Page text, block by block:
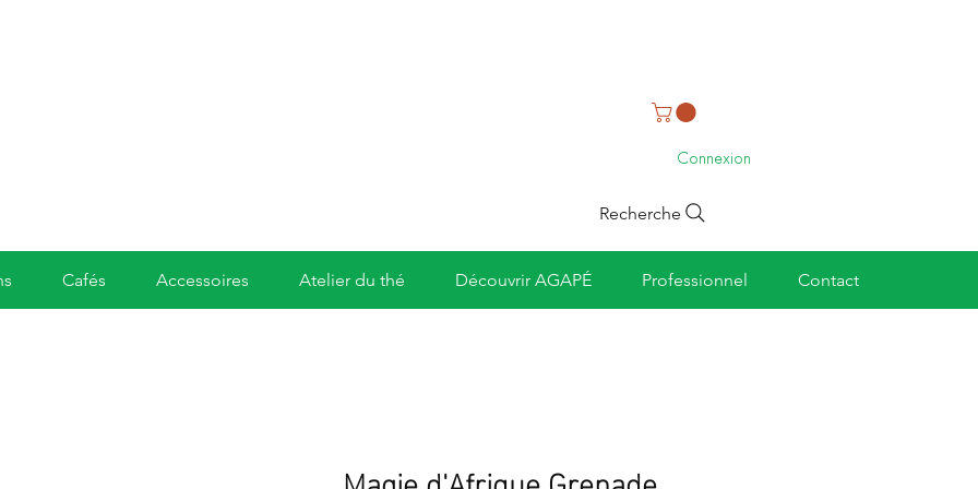
Connexion
Recherche
Cafés Accessoires Atelier du thé Découvrir AGAPÉ Professionnel Contact